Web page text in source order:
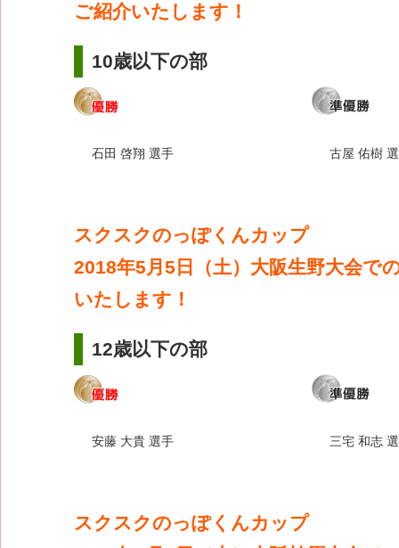
ご紹介いたします！
10歳以下の部
石田 啓翔 選手 古屋 佑樹
スクスクのっぽくんカップ
2018年5月5日（土）大阪生野大会で
いたします！
12歳以下の部
安藤 大貴 選手 三宅 和志
スクスクのっぽくんカップ